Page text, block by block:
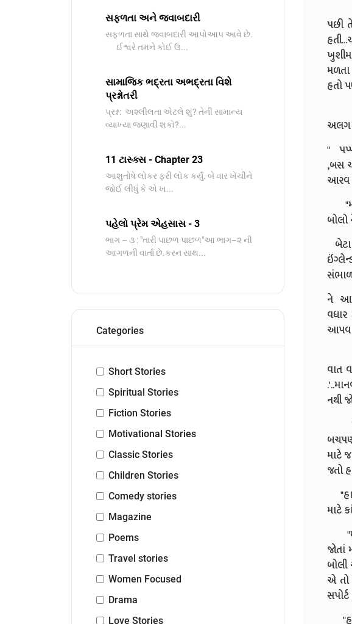
સફળતા અને જવાબદારી
સફળતા સાથે જવાબદારી આપોઆપ આવે છે.
ઈશ્વરે તમને કોઈ ઉ...
સામાજિક ભદ્રતા અભદ્રતા વિશે
પ્રશ્નોતરી
પ્રશ્ન: અશ્લીલતા એટલે શું? તેની સામાન્ય
વ્યાખ્યા જણાવી શકો?...
11 ટાસ્ક્સ - Chapter 23
આશુતોષે લોકર ફરી લોક કર્યું. બે વાર ખેંચીને
જોઈ લીધું કે એ ખ...
પહેલો પ્રેમ એહસાસ - 3
ભાગ – ૩ : "તારી પાછળ પાછળ"આ ભાગ–૨ ની
આગળની વાર્તા છે.કરન સાથ...
Categories
Short Stories
Spiritual Stories
Fiction Stories
Motivational Stories
Classic Stories
Children Stories
Comedy stories
Magazine
Poems
Travel stories
Women Focused
Drama
Love Stories
આજે
પછી
હતો
અલગ
"
,બસ
આરવ
ને
વાત
નથી
માટે
જતો
માટે
એ તો